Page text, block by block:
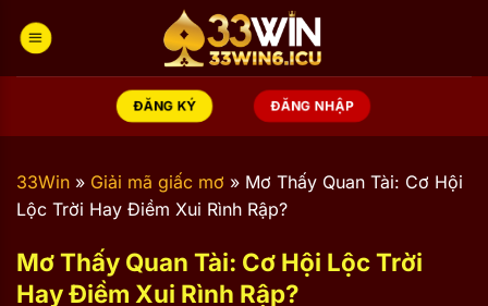
qua
ĐĂNG KÝ ĐĂNG NHẬP
33Win » Giải mã giấc mơ » Mơ Thấy Quan Tài: Cơ Hội
Lộc Trời Hay Điềm Xui Rình Rập?
Mơ Thấy Quan Tài: Cơ Hội Lộc Trời
Hay Điềm Xui Rình Rập?